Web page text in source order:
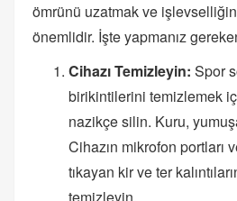
ömrünü uzatmak ve
önemlidir. İşte yapmanız
Cihazı Temizleyin: Spor
birikintilerini temizlemek
nazikçe silin. Kuru,
Cihazın mikrofon portları
tıkayan kir ve ter